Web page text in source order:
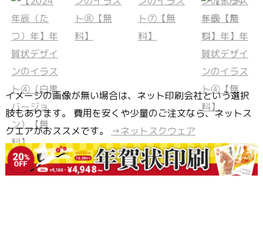
イメージの画像が無い場合は、ネット印刷会社という選択
肢もあります。 費用を安くや少量のご注文なら、ネットス
クエアがおススメです。
→ネットスクウェア